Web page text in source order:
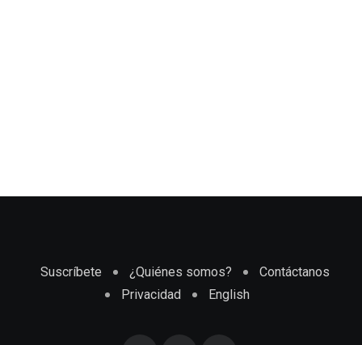
Suscríbete ¿Quiénes somos?
Contáctanos
Privacidad
English